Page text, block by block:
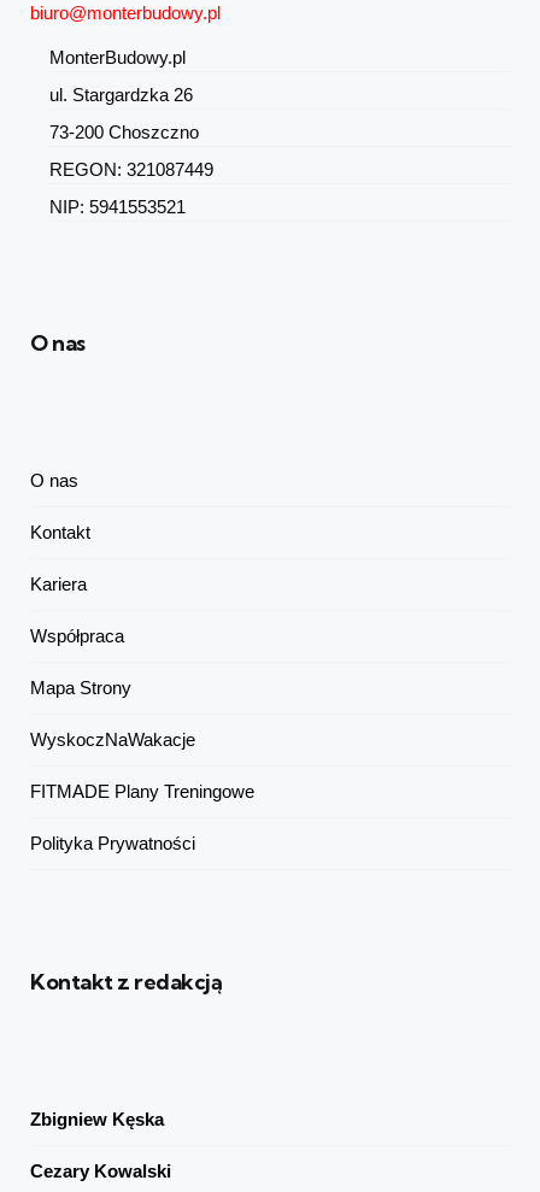
biuro@monterbudowy.pl
MonterBudowy.pl
ul. Stargardzka 26
73-200 Choszczno
REGON: 321087449
NIP: 5941553521
O nas
O nas
Kontakt
Kariera
Współpraca
Mapa Strony
WyskoczNaWakacje
FITMADE Plany Treningowe
Polityka Prywatności
Kontakt z redakcją
Zbigniew Kęska
Cezary Kowalski